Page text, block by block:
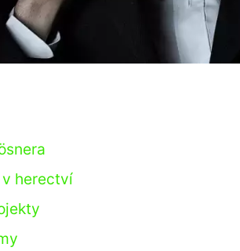
herectví